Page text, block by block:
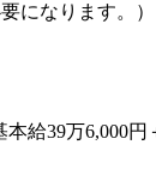
になります。）
給39万6,000円